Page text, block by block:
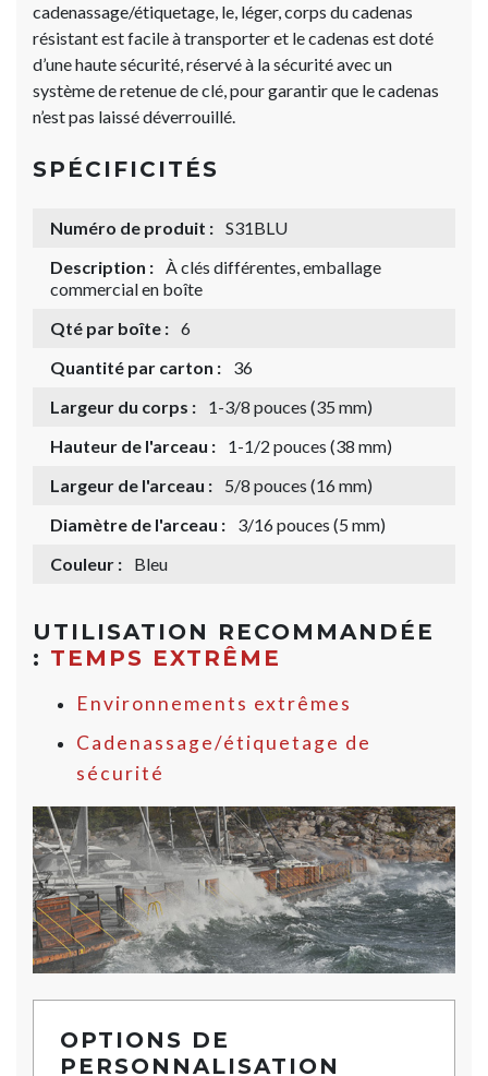
cadenassage/étiquetage, le, léger, corps du cadenas
résistant est facile à transporter et le cadenas est doté
d’une haute sécurité, réservé à la sécurité avec un
système de retenue de clé, pour garantir que le cadenas
n’est pas laissé déverrouillé.
SPÉCIFICITÉS
Numéro de produit : S31BLU
Description : À clés différentes, emballage
commercial en boîte
Qté par boîte : 6
Quantité par carton :
36
Largeur du corps :
1-3/8 pouces (35 mm)
Hauteur de l'arceau :
1-1/2 pouces (38 mm)
Largeur de l'arceau :
5/8 pouces (16 mm)
Diamètre de l'arceau :
3/16 pouces (5 mm)
Couleur :
Bleu
UTILISATION RECOMMANDÉE
: TEMPS EXTRÊME
Environnements extrêmes
Cadenassage/étiquetage de
sécurité
OPTIONS DE
PERSONNALISATION